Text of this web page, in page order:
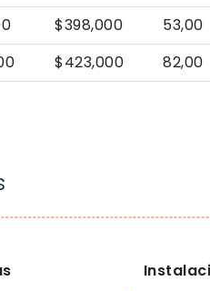
$398,000 53,00
$423,000 82,00